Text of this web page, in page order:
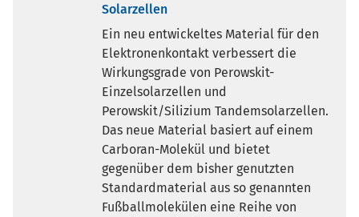
Solarzellen
Ein neu entwickeltes Material für den
Elektronenkontakt verbessert die
Wirkungsgrade von Perowskit-
Einzelsolarzellen und
Perowskit/Silizium Tandemsolarzellen.
Das neue Material basiert auf einem
Carboran-Molekül und bietet
gegenüber dem bisher genutzten
Standardmaterial aus so genannten
Fußballmolekülen eine Reihe von